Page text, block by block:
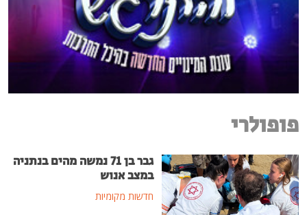
פופולרי
גבר בן 71 נמשה מהים בנתניה
במצב אנוש
חדשות מקומיות